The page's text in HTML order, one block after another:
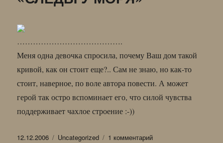
………………………………….
Меня одна девочка спросила, почему Ваш дом такой
кривой, как он стоит еще?.. Сам не знаю, но как-то
стоит, наверное, по воле автора повести. А может
герой так остро вспоминает его, что силой чувства
поддерживает чахлое строение :-))
Опубликовано
12.12.2006 Рубрики
Uncategorized 1 комментарийк